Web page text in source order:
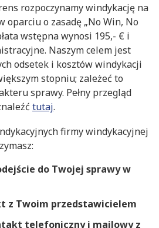
rozpoczynamy windykację na
oparciu o zasadę „No Win, No
wstępna wynosi 195,- € i
Naszym celem jest
odsetek i kosztów windykacji
stopniu; zależeć to
sprawy. Pełny przegląd
tutaj.
firmy windykacyjnej
do Twojej sprawy w
z Twoim przedstawicielem
telefoniczny i mailowy z